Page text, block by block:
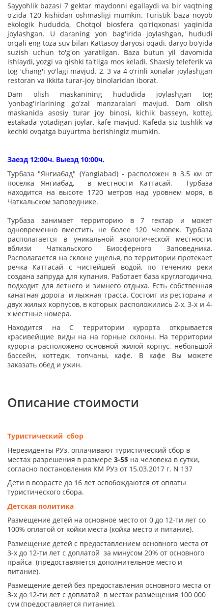
Sayyohlik bazasi 7 gektar maydonni egallaydi va bir vaqtning
o'zida 120 kishidan oshmasligi mumkin. Turistik baza noyob
ekologik hududda, Chotqol biosfera qo'riqxonasi yaqinida
joylashgan. U daraning yon bag'irida joylashgan, hududi
orqali eng toza suv bilan Kattasoy daryosi oqadi, daryo bo'yida
suzish uchun to'g'on yaratilgan. Baza butun yil davomida
ishlaydi, yozgi va qishki ta'tilga mos keladi. Shaxsiy teleferik va
tog 'chang'i yo'lagi mavjud. 2, 3 va 4 o'rinli xonalar joylashgan
restoran va ikkita turar-joy binolaridan iborat.
Dam olish maskanining hududida joylashgan tog
'yonbag'irlarining go'zal manzaralari mavjud. Dam olish
maskanida asosiy turar joy binosi, kichik basseyn, kottej,
estakada yotadigan joylar, kafe mavjud. Kafeda siz tushlik va
kechki ovqatga buyurtma berishingiz mumkin.
Заезд 12:00ч. Выезд 10:00ч.
Турбаза "Янгиабад" (Yangiabad) - расположен в 3.5 км от
поселка Янгиабад, в местности Каттасай. Турбаза
находится на высоте 1720 метров над уровнем моря, в
Чаткальском заповеднике.
Турбаза занимает территорию в 7 гектар и может
одновременно вместить не более 120 человек. Турбаза
располагается в уникальной экологической местности,
вблизи Чаткальского Биосферного Заповедника.
Располагается на склоне ущелья, по территории протекает
речка Каттасай с чистейшей водой, по течению реки
создана запруда для купания. Работает база круглогодично,
подходит для летнего и зимнего отдыха. Есть собственная
канатная дорога и лыжная трасса. Состоит из ресторана и
двух жилых корпусов, в которых расположились 2-х, 3-х и 4-
х местные номера.
Находится на С территории курорта открывается
красивейщие виды на на горные склоны. На территории
курорта расположено основной жилой корпус, небольшой
бассейн, коттедж, топчаны, кафе. В кафе Вы можете
заказать обед и ужин.
Описание стоимости
Туристический сбор
Нерезиденты РУз. оплачивают туристический сбор в
местах разрешения в размере 3-5$ на человека в сутки,
согласно постановления КМ РУз от 15.03.2017 г. N 137
Дети в возрасте до 16 лет освобождаются от оплаты
туристического сбора.
Детская политика
Размещение детей на основное место от 0 до 12-ти лет со
100% оплатой от койки места (койка место и питание).
Размещение детей с предоставлением основного места от
3-х до 12-ти лет с доплатой за минусом 20% от основного
прайса (предоставляется дополнительное место и
питание).
Размещение детей без предоставления основного места от
3-х до 12-ти лет с доплатой в местах размещения 100 000
сум (предоставляется питание).